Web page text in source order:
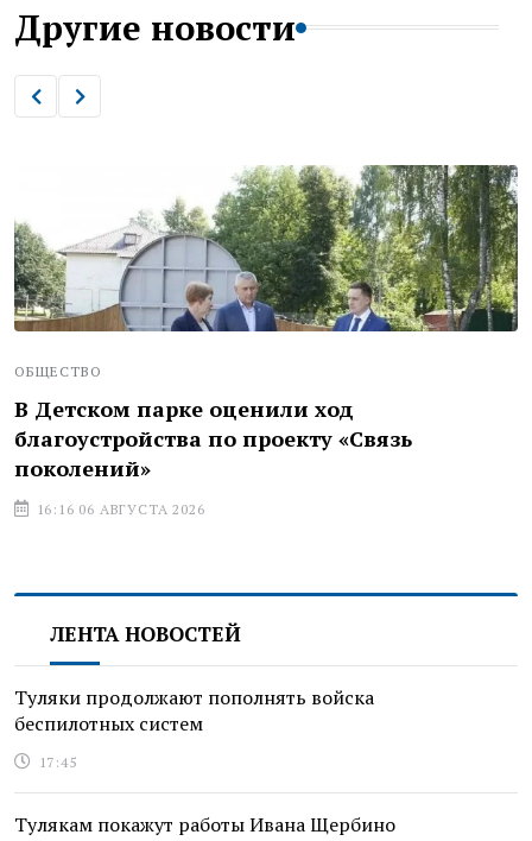
Другие новости
ОБЩЕСТВО
В Детском парке оценили ход
благоустройства по проекту «Связь
поколений»
16:16 06 АВГУСТА 2026
ЛЕНТА НОВОСТЕЙ
Туляки продолжают пополнять войска
беспилотных систем
17:45
Тулякам покажут работы Ивана Щербино